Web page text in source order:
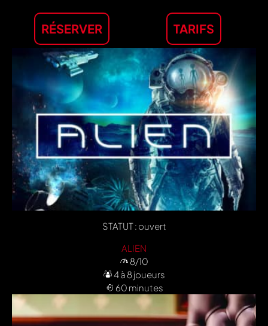
RÉSERVER TARIFS
STATUT : ouvert
ALIEN
8/10
4 à 8 joueurs
60 minutes